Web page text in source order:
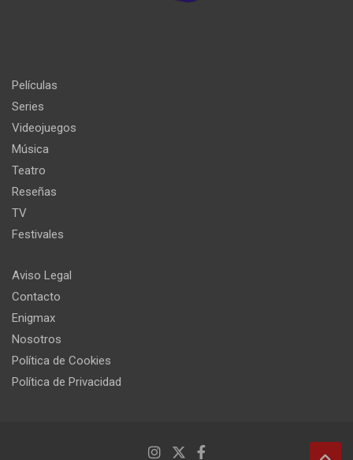
Películas
Series
Videojuegos
Música
Teatro
Reseñas
TV
Festivales
Aviso Legal
Contacto
Enigmax
Nosotros
Política de Cookies
Política de Privacidad